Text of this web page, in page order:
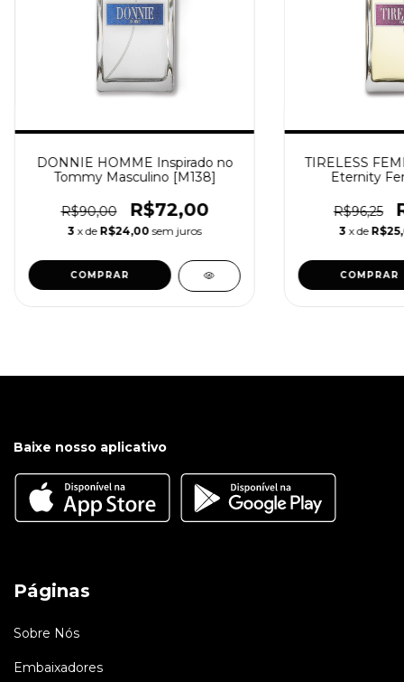
DONNIE HOMME Inspirado no
Tommy Masculino [M138]
R$90,00 R$72,00
3 x de R$24,00 sem juros
COMPRAR
TIRELESS
Eternity
R$96,25
3 x de
COMPRAR
Baixe nosso aplicativo
Páginas
Sobre Nós
Embaixadores